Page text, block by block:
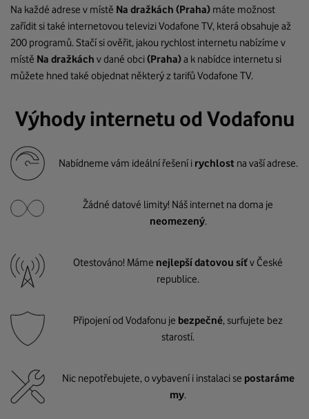
Na každé adrese v místě Na dražkách (Praha) máte možnost
zařídit si také internetovou televizi Vodafone TV, která obsahuje až
200 programů. Stačí si ověřit, jakou rychlost internetu nabízíme v
místě Na dražkách v dané obci(Praha)a k nabídce internetu si
můžete hned také objednat některý z tarifů Vodafone TV.
Výhody internetu od Vodafonu
Nabídneme vám ideální řešení i rychlost na vaší adrese.
Žádné datové limity! Náš internet na doma je
neomezený.
Otestováno! Máme nejlepší datovou síťv České
republice.
Připojení od Vodafonu je bezpečné, surfujete bez
starostí.
Nic nepotřebujete, o vybavení i instalaci se postaráme
my.